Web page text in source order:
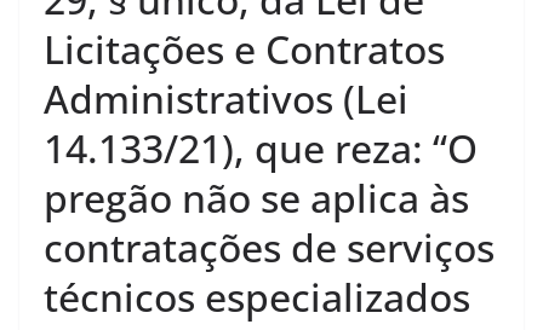
Licitações e Contratos
Administrativos (Lei
14.133/21), que reza: “O
pregão não se aplica às
contratações de serviços
técnicos especializados